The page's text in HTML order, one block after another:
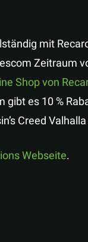
mit
Zeitraum
Shop von
es 10 %
Creed
Webseite.